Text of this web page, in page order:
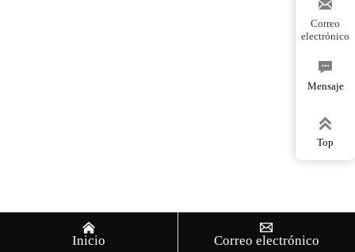

Inicio

Correo electrónico

Correo
electrónico

Mensaje

Top